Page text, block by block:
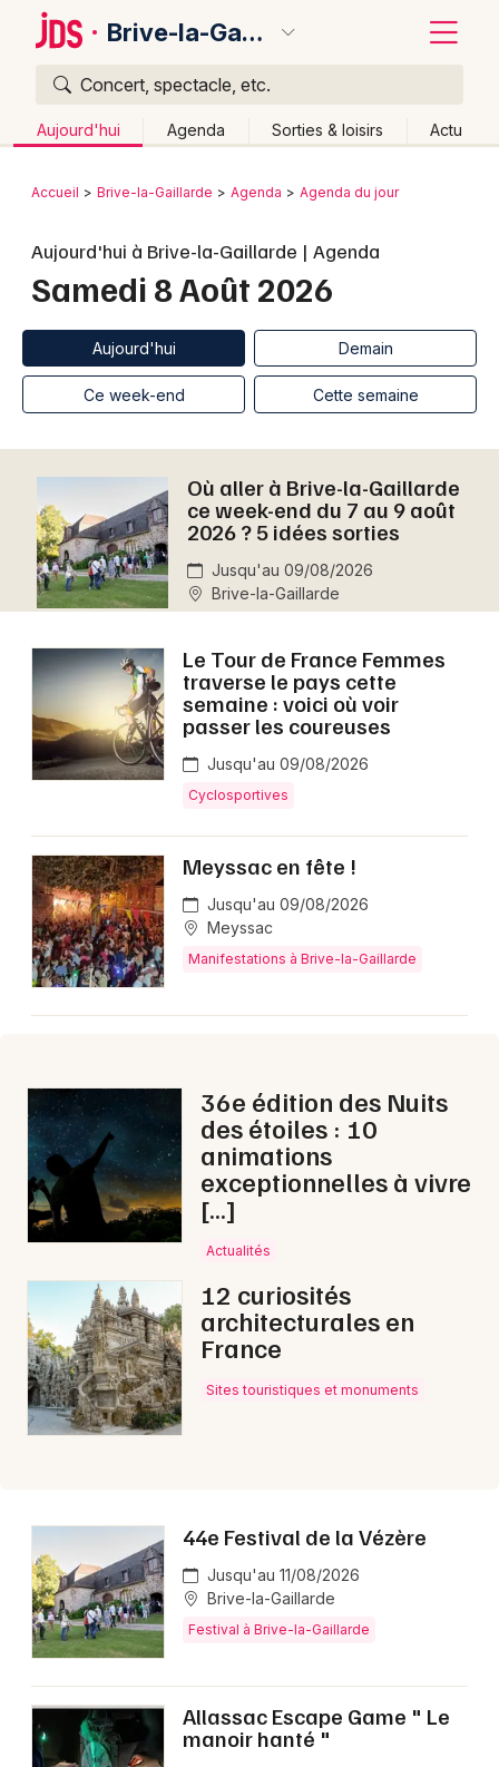
Brive-la-Gaillarde
Concert, spectacle, etc.
Aujourd'hui Agenda Sorties & loisirs Actu
Publier un événement
Grands événements
Activité & Expérience
Foires & salons
Spectacles
Concerts
Sports
Sorties famille
Sorties & loisirs
Aujourd'hui en Corrèze
Aujourd'hui en Limousin
Newsletter des sorties
Artistes en tournée
Magazine à Brive-la-Gaillarde
19 - Corrèze
Choisir mes départements
Mon email
Colmar
Lille
Lyon
Marseille
Montpellier
Nantes
Nice
Paris
Strasbourg
Toulouse
Toutes les villes
Retour
Accueil Brive-la-Gaillarde Agenda Agenda du jour
Aujourd'hui à Brive-la-Gaillarde | Agenda
Samedi 8 Août 2026
Aujourd'hui Demain
Ce week-end Cette semaine
Où aller à Brive-la-Gaillarde
ce week-end du 7 au 9 août
2026 ? 5 idées sorties
Jusqu'au 09/08/2026
Brive-la-Gaillarde
Le Tour de France Femmes
traverse le pays cette
semaine : voici où voir
passer les coureuses
Jusqu'au 09/08/2026
Cyclosportives
Meyssac en fête !
Jusqu'au 09/08/2026
Meyssac
Manifestations à Brive-la-Gaillarde
36e édition des Nuits
des étoiles : 10
animations
exceptionnelles à vivre
[…]
Actualités
12 curiosités
architecturales en
France
Sites touristiques et monuments
44e Festival de la Vézère
Jusqu'au 11/08/2026
Brive-la-Gaillarde
Festival à Brive-la-Gaillarde
Allassac Escape Game " Le
manoir hanté "
Quoi ?
Où ?
Partout
Près de moi Changer de lieu
Quand ?
Aujourd'hui
Demain Ce week-end Autre